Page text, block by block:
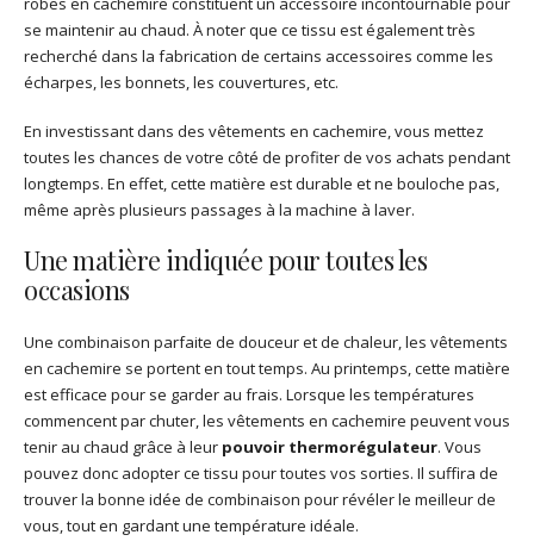
se maintenir au chaud. À noter que ce tissu est également très
recherché dans la fabrication de certains accessoires comme les
écharpes, les bonnets, les couvertures, etc.
En investissant dans des vêtements en cachemire, vous mettez
toutes les chances de votre côté de profiter de vos achats pendant
longtemps. En effet, cette matière est durable et ne bouloche pas,
même après plusieurs passages à la machine à laver.
Une matière indiquée pour toutes les
occasions
Une combinaison parfaite de douceur et de chaleur, les vêtements
en cachemire se portent en tout temps. Au printemps, cette matière
est efficace pour se garder au frais. Lorsque les températures
commencent par chuter, les vêtements en cachemire peuvent vous
tenir au chaud grâce à leur pouvoir thermorégulateur. Vous
pouvez donc adopter ce tissu pour toutes vos sorties. Il suffira de
trouver la bonne idée de combinaison pour révéler le meilleur de
vous, tout en gardant une température idéale.